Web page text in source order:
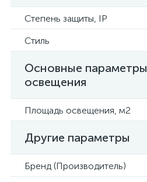
Степень защиты, IP
Стиль
Основные параметры
освещения
Площадь освещения, м2
Другие параметры
Бренд (Производитель)